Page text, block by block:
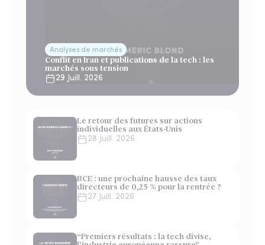
Le retour des futures sur actions
individuelles aux États-Unis
28 Juill. 2026
BCE : une prochaine hausse des taux
directeurs de 0,25 % pour la rentrée ?
27 Juill. 2026
“Premiers résultats : la tech divise,
Analyses de marchés
Conflit en Iran et publications de la tech : les
marchés sous tension
29 Juill. 2026